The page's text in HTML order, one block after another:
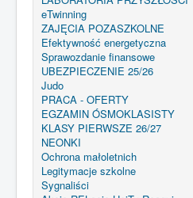
eTwinning
ZAJĘCIA POZASZKOLNE
Efektywność energetyczna
Sprawozdanie finansowe
UBEZPIECZENIE 25/26
Judo
PRACA - OFERTY
EGZAMIN ÓSMOKLASISTY
KLASY PIERWSZE 26/27
NEONKI
Ochrona małoletnich
Legitymacje szkolne
Sygnaliści